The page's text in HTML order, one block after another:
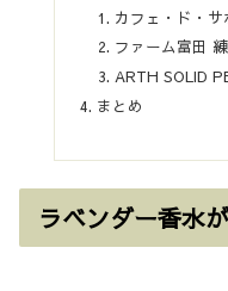
カフェ・ド・
ファーム富田
ARTH SOLID
まとめ
ラベンダー香水